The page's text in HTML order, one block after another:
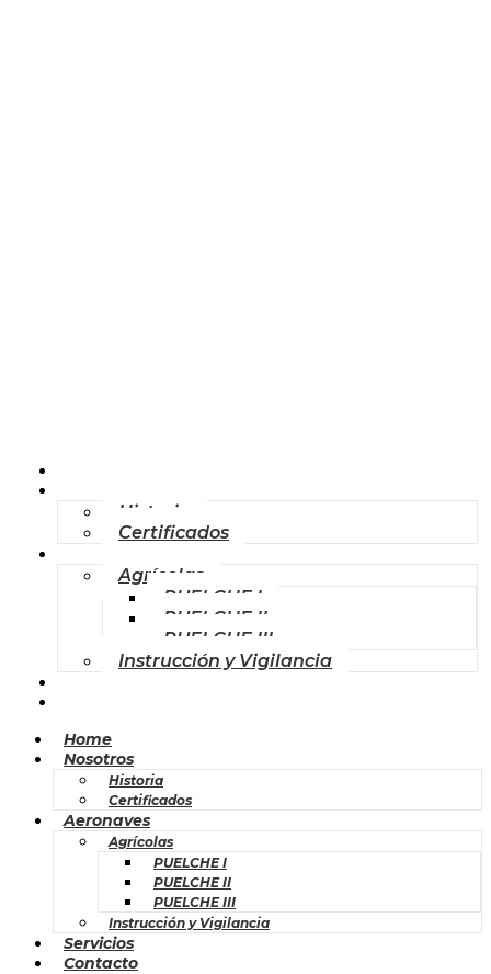
Historia
Certificados
Agrícolas
PUELCHE I
PUELCHE II
PUELCHE III
Instrucción y Vigilancia
Home
Nosotros
Historia
Certificados
Aeronaves
Agrícolas
PUELCHE I
PUELCHE II
PUELCHE III
Instrucción y Vigilancia
Servicios
Contacto